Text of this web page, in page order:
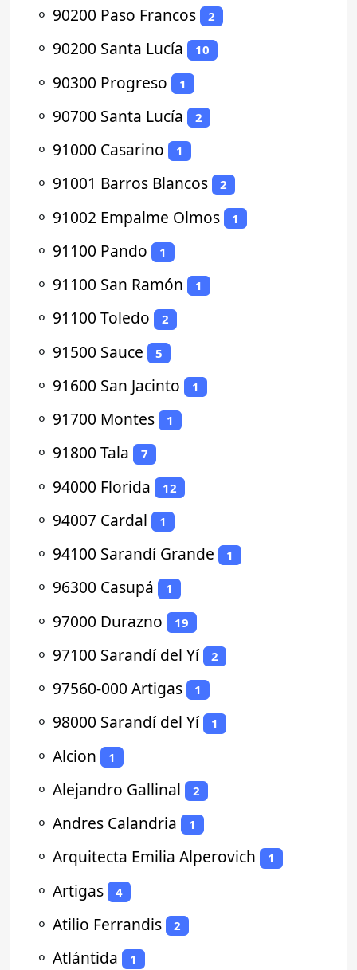
⚬ 90200 Paso Francos 2
⚬ 90200 Santa Lucía 10
⚬ 90300 Progreso 1
⚬ 90700 Santa Lucía 2
⚬ 91000 Casarino 1
⚬ 91001 Barros Blancos 2
⚬ 91002 Empalme Olmos 1
⚬ 91100 Pando 1
⚬ 91100 San Ramón 1
⚬ 91100 Toledo 2
⚬ 91500 Sauce 5
⚬ 91600 San Jacinto 1
⚬ 91700 Montes 1
⚬ 91800 Tala 7
⚬ 94000 Florida 12
⚬ 94007 Cardal 1
⚬ 94100 Sarandí Grande 1
⚬ 96300 Casupá 1
⚬ 97000 Durazno 19
⚬ 97100 Sarandí del Yí 2
⚬ 97560-000 Artigas 1
⚬ 98000 Sarandí del Yí 1
⚬ Alcion 1
⚬ Alejandro Gallinal 2
⚬ Andres Calandria 1
⚬ Arquitecta Emilia Alperovich 1
⚬ Artigas 4
⚬ Atilio Ferrandis 2
⚬ Atlántida 1